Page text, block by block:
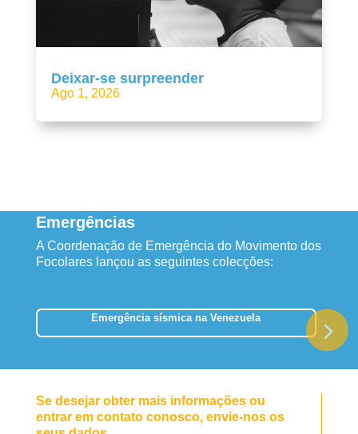
Deixar-se surpreender
Ago 1, 2026
Emergências
A Coordenação de Emergência do Movimento dos
Focolares lançou as seguintes colecções:
Emergência sísmica na Venezuela
Se desejar obter mais informações ou
entrar em contato conosco, envie-nos os